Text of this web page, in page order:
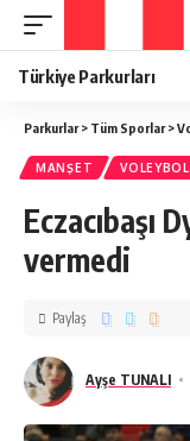
Türkiye Parkurları
Parkurlar> Tüm Sporlar>
MANŞET VOLEYBOL
Eczacıbaşı
vermedi
Ayşe TUNALI
Paylaş